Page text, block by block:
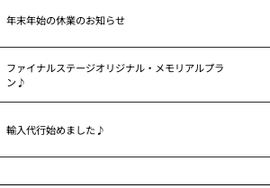
年末年始の休業のお知らせ
ファイナルステージオリジナル・メモリアルプラ
ン♪
輸入代行始めました♪